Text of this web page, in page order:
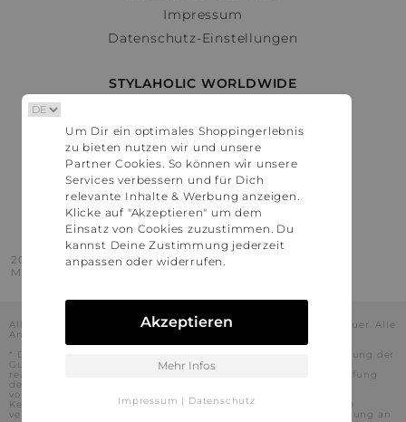
Impressum
Datenschutz-Einstellungen
STYLAHOLIC WORLDWIDE
Österreich
Schweiz
France
United States
2016 - 2026 © Stylaholic.
Made for you with love in munich.
Alle Preise inkl. der jeweils geltenden gesetzlichen Mehrwertsteuer. Alle
Angaben ohne Gewähr.
* Die angezeigten Preise beinhalten Rabatte, die durch die Nutzung der
Gutschein-Codes auf den Seiten unserer Partner voraussichtlich
realisiert werden können. Stylaholic führt keine vollständige Prüfung
der Gutschein-Codes durch und es kann daher in Einzelfällen
vorkommen, dass die Gutscheine abweichend von unserem
Kenntnisstand bei dem jeweiligen Shop nicht oder nur teilweise
verwendet werden können. Darüber hinaus kann deren Verwendung an
Um Dir ein optimales Shoppingerlebnis
zu bieten nutzen wir und unsere
Partner Cookies. So können wir unsere
Services verbessern und für Dich
relevante Inhalte & Werbung anzeigen.
Klicke auf "Akzeptieren" um dem
Einsatz von Cookies zuzustimmen. Du
kannst Deine Zustimmung jederzeit
anpassen oder widerrufen.
Akzeptieren
Mehr Infos
Impressum | Datenschutz